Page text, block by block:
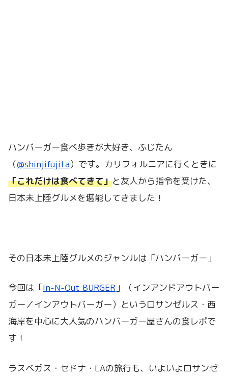
ハンバーガー食べ歩きが大好き、ふじたん
（@shinjifujita）です。カリフォルニアに行くときに
「これだけは食べてきて」と友人から指令を受けた、
日本未上陸グルメを堪能してきました！
その日本未上陸グルメのジャンルは「ハンバーガー」
今回は「In-N-Out BURGER 」（インアンドアウトバー
ガー／インアウトバーガー）というロサンゼルス・西
海岸を中心に大人気のハンバーガー屋さんの食レポで
す！
ラスベガス・セドナ・LAの旅行も、いよいよロサンゼ